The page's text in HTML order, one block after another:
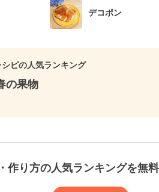
デコポン
ピの人気ランキング
の果物
作り方の人気ランキングを無料